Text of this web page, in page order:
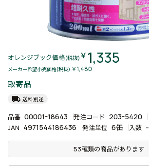
オレンジブック価格(税抜) ￥ 1,335
メーカー希望小売価格(税抜) ￥1,480
取寄品
local_shipping 送料別途
品番 00001-18643 発注コード 203-5420
JAN 4971544186436 発注単位 6缶 入数 -
53種類の商品があります